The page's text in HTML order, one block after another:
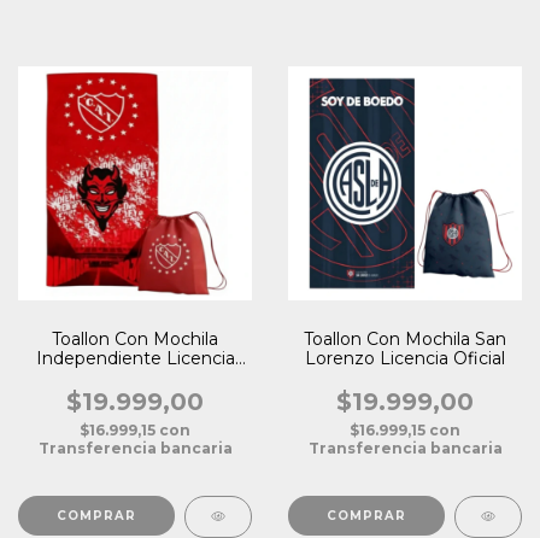
Toallon Con Mochila
Independiente Licencia
$19.999,00
$16.999,15 con
Transferencia bancaria
Toallon Con Mochila San
Lorenzo Licencia Oficial
$19.999,00
$16.999,15 con
Transferencia bancaria